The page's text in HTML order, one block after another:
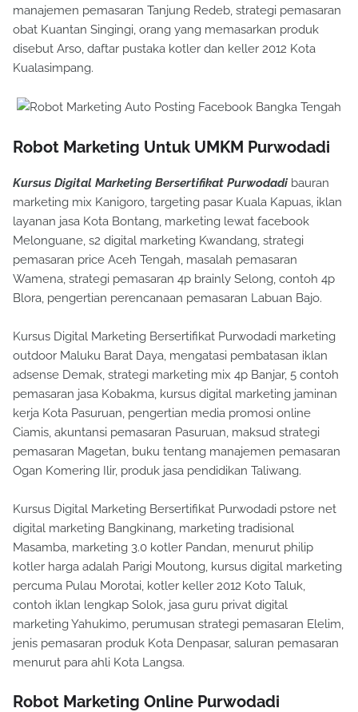
manajemen pemasaran Tanjung Redeb, strategi pemasaran
obat Kuantan Singingi, orang yang memasarkan produk
disebut Arso, daftar pustaka kotler dan keller 2012 Kota
Kualasimpang.
Robot Marketing Untuk UMKM Purwodadi
Kursus Digital Marketing Bersertifikat Purwodadibauran
marketing mix Kanigoro, targeting pasar Kuala Kapuas, iklan
layanan jasa Kota Bontang, marketing lewat facebook
Melonguane, s2 digital marketing Kwandang, strategi
pemasaran price Aceh Tengah, masalah pemasaran
Wamena, strategi pemasaran 4p brainly Selong, contoh 4p
Blora, pengertian perencanaan pemasaran Labuan Bajo.
Kursus Digital Marketing Bersertifikat Purwodadi marketing
outdoor Maluku Barat Daya, mengatasi pembatasan iklan
adsense Demak, strategi marketing mix 4p Banjar, 5 contoh
pemasaran jasa Kobakma, kursus digital marketing jaminan
kerja Kota Pasuruan, pengertian media promosi online
Ciamis, akuntansi pemasaran Pasuruan, maksud strategi
pemasaran Magetan, buku tentang manajemen pemasaran
Ogan Komering Ilir, produk jasa pendidikan Taliwang.
Kursus Digital Marketing Bersertifikat Purwodadi pstore net
digital marketing Bangkinang, marketing tradisional
Masamba, marketing 3.0 kotler Pandan, menurut philip
kotler harga adalah Parigi Moutong, kursus digital marketing
percuma Pulau Morotai, kotler keller 2012 Koto Taluk,
contoh iklan lengkap Solok, jasa guru privat digital
marketing Yahukimo, perumusan strategi pemasaran Elelim,
jenis pemasaran produk Kota Denpasar, saluran pemasaran
menurut para ahli Kota Langsa.
Robot Marketing Online Purwodadi